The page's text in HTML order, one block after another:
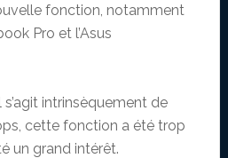
fonction, notamment
Pro et l’Asus
s’agit intrinsèquement de
cette fonction a été trop
un grand intérêt.